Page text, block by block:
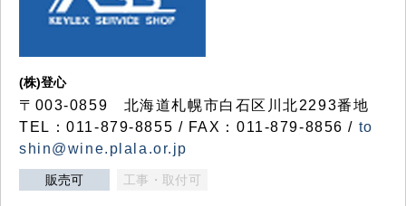
(株)登心
〒003-0859 北海道札幌市白石区川北2293番地
TEL：011-879-8855 / FAX：011-879-8856 / to
shin@wine.plala.or.jp
販売可 工事・取付可